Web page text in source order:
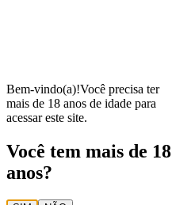
Bem-vindo(a)!Você precisa ter
mais de 18 anos de idade para
acessar este site.
Você tem mais de 18
anos?